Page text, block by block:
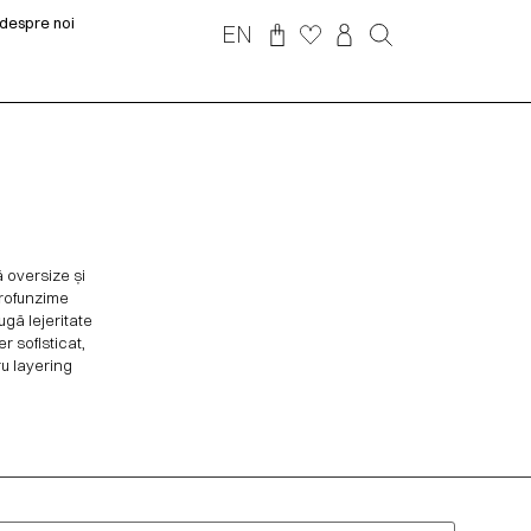
despre noi
EN
oversize și
lejeritate
sofisticat,
layering